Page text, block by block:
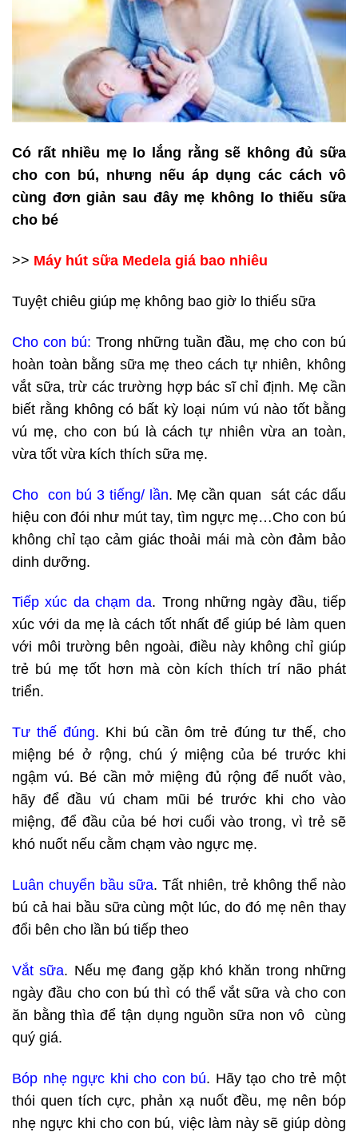
Có rất nhiều mẹ lo lắng rằng sẽ không đủ sữa
cho con bú, nhưng nếu áp dụng các cách vô
cùng đơn giản sau đây mẹ không lo thiếu sữa
cho bé
>> Máy hút sữa Medela giá bao nhiêu
Tuyệt chiêu giúp mẹ không bao giờ lo thiếu sữa
Cho con bú: Trong những tuần đầu, mẹ cho con bú
hoàn toàn bằng sữa mẹ theo cách tự nhiên, không
vắt sữa, trừ các trường hợp bác sĩ chỉ định. Mẹ cần
biết rằng không có bất kỳ loại núm vú nào tốt bằng
vú mẹ, cho con bú là cách tự nhiên vừa an toàn,
vừa tốt vừa kích thích sữa mẹ.
Cho con bú 3 tiếng/ lần. Mẹ cần quan sát các dấu
hiệu con đói như mút tay, tìm ngực mẹ…Cho con bú
không chỉ tạo cảm giác thoải mái mà còn đảm bảo
dinh dưỡng.
Tiếp xúc da chạm da. Trong những ngày đầu, tiếp
xúc với da mẹ là cách tốt nhất để giúp bé làm quen
với môi trường bên ngoài, điều này không chỉ giúp
trẻ bú mẹ tốt hơn mà còn kích thích trí não phát
triển.
Tư thế đúng. Khi bú cần ôm trẻ đúng tư thế, cho
miệng bé ở rộng, chú ý miệng của bé trước khi
ngậm vú. Bé cần mở miệng đủ rộng để nuốt vào,
hãy để đầu vú cham mũi bé trước khi cho vào
miệng, để đầu của bé hơi cuối vào trong, vì trẻ sẽ
khó nuốt nếu cằm chạm vào ngực mẹ.
Luân chuyển bầu sữa. Tất nhiên, trẻ không thể nào
bú cả hai bầu sữa cùng một lúc, do đó mẹ nên thay
đổi bên cho lần bú tiếp theo
Vắt sữa. Nếu mẹ đang gặp khó khăn trong những
ngày đầu cho con bú thì có thể vắt sữa và cho con
ăn bằng thìa để tận dụng nguồn sữa non vô cùng
quý giá.
Bóp nhẹ ngực khi cho con bú. Hãy tạo cho trẻ một
thói quen tích cực, phản xạ nuốt đều, mẹ nên bóp
nhẹ ngực khi cho con bú, việc làm này sẽ giúp dòng